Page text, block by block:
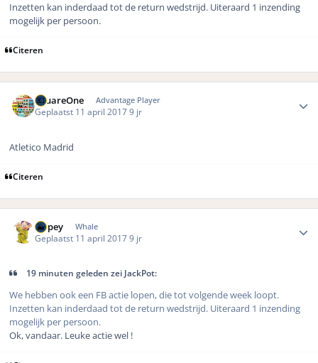
Inzetten kan inderdaad tot de return wedstrijd. Uiteraard 1 inzending
mogelijk per persoon.
Citeren
SquareOne Advantage Player
Geplaatst 11 april 20179 jr
Atletico Madrid
Citeren
Dopey Whale
Geplaatst 11 april 20179 jr
19 minuten geleden zei JackPot:
We hebben ook een FB actie lopen, die tot volgende week loopt.
Inzetten kan inderdaad tot de return wedstrijd. Uiteraard 1 inzending
mogelijk per persoon.
Ok, vandaar. Leuke actie wel !